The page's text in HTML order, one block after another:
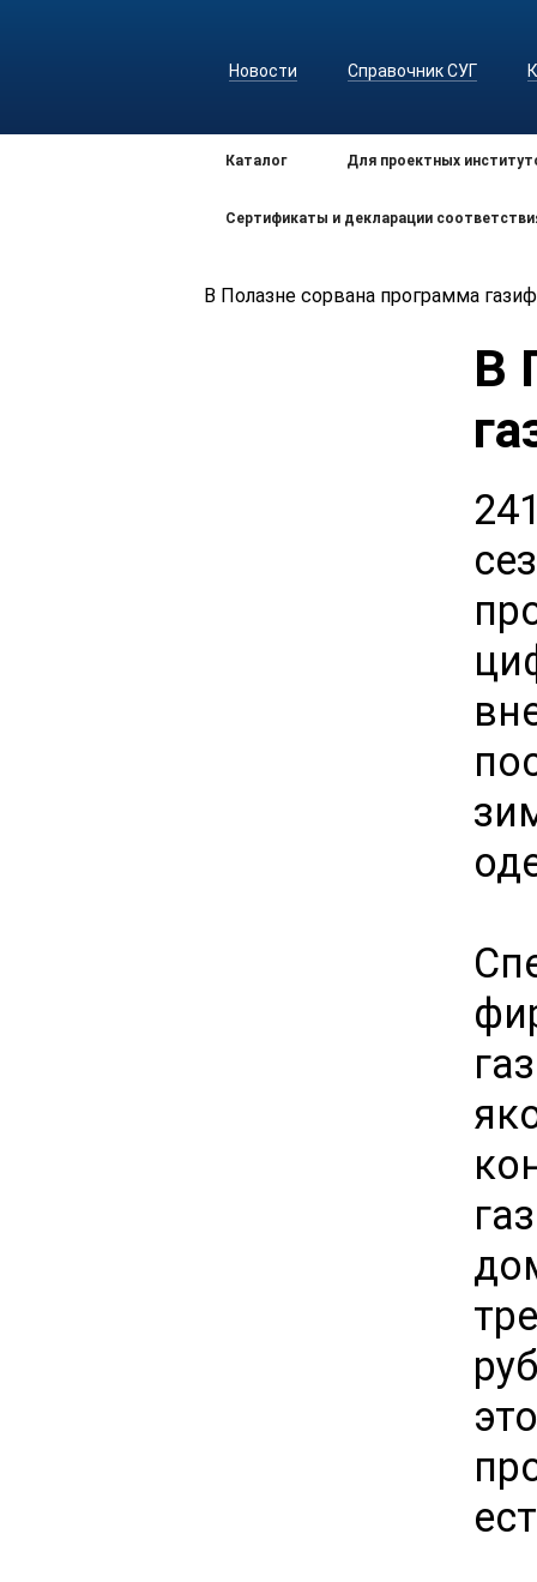
Новости Справочник СУГ
Каталог Для проектных
Сертификаты и декларации
В Полазне сорвана программа
В